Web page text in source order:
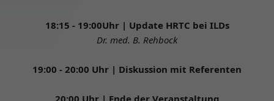
18:15 - 19:00Uhr | Update HRTC bei ILDs
Dr. med. B. Rehbock
19:00 - 20:00 Uhr | Diskussion mit Referenten
20:00 Uhr | Ende der Veranstaltung